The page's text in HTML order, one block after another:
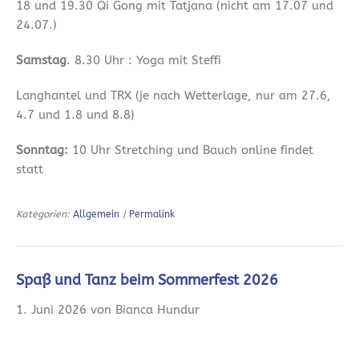
18 und 19.30 Qi Gong mit Tatjana (nicht am 17.07 und
24.07.)
Samstag. 8.30 Uhr : Yoga mit Steffi
Langhantel und TRX (je nach Wetterlage, nur am 27.6,
4.7 und 1.8 und 8.8)
Sonntag: 10 Uhr Stretching und Bauch online findet
statt
Kategorien: Allgemein | Permalink
Spaß und Tanz beim Sommerfest 2026
1. Juni 2026 von Bianca Hundur